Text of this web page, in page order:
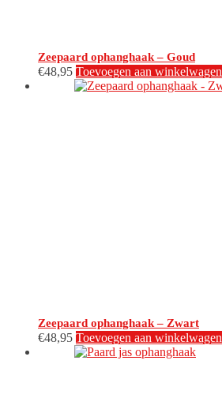
Zeepaard ophanghaak – Goud
€48,95 Toevoegen aan winkelwagen
Zeepaard ophanghaak – Zwart
€48,95 Toevoegen aan winkelwagen